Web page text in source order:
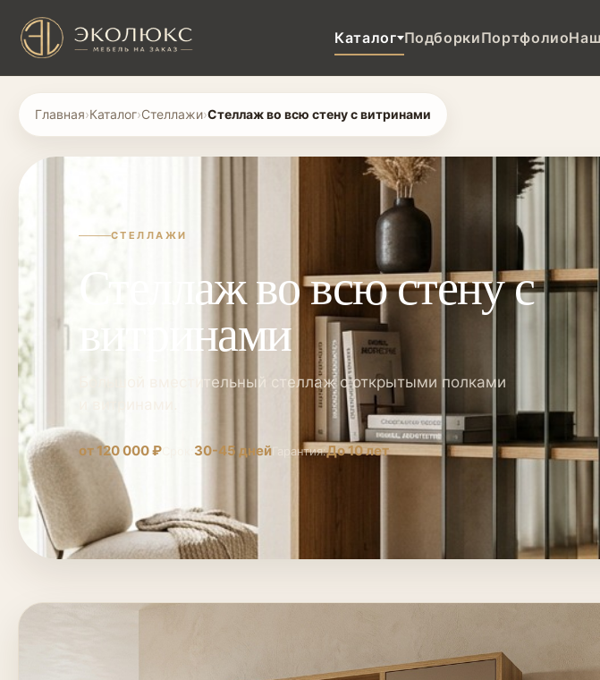
Каталог ПодборкиПортфолио
Главная›Каталог›Стеллажи›Стеллаж во всю стену с витринами
СТЕЛЛАЖИ
Стеллаж во всю стену с
витринами
Большой вместительный стеллаж с открытыми полками
от 120 000 ₽ 30-45 дней Гарантия:До 10 лет